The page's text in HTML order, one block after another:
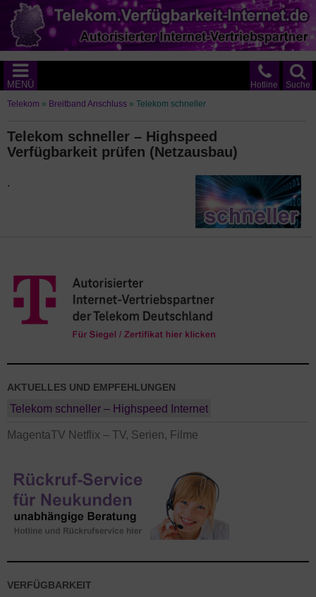
Suche
Hotline
MENÜ
Telekom » Breitband Anschluss » Telekom schneller
Telekom schneller – Highspeed
Verfügbarkeit prüfen (Netzausbau)
.
AKTUELLES UND EMPFEHLUNGEN
Telekom schneller – Highspeed Internet
MagentaTV Netflix – TV, Serien, Filme
VERFÜGBARKEIT